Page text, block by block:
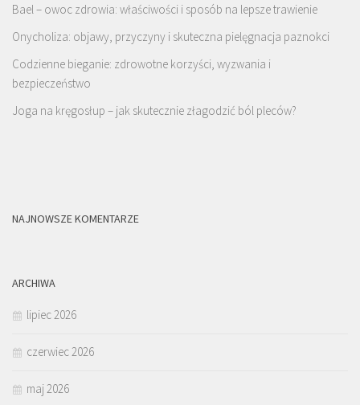
Bael – owoc zdrowia: właściwości i sposób na lepsze trawienie
Onycholiza: objawy, przyczyny i skuteczna pielęgnacja paznokci
Codzienne bieganie: zdrowotne korzyści, wyzwania i
bezpieczeństwo
Joga na kręgosłup – jak skutecznie złagodzić ból pleców?
NAJNOWSZE KOMENTARZE
ARCHIWA
lipiec 2026
czerwiec 2026
maj 2026